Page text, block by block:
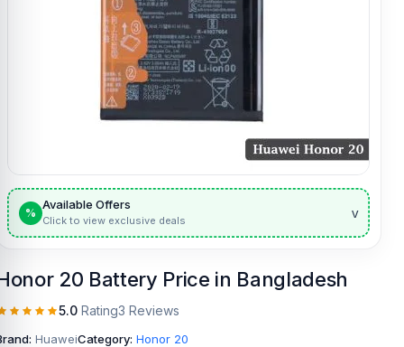
%
Available Offers
Click to view exclusive deals v
20 Battery Price in Bangladesh
5.0 Rating3 Reviews
HuaweiCategory: Honor 20